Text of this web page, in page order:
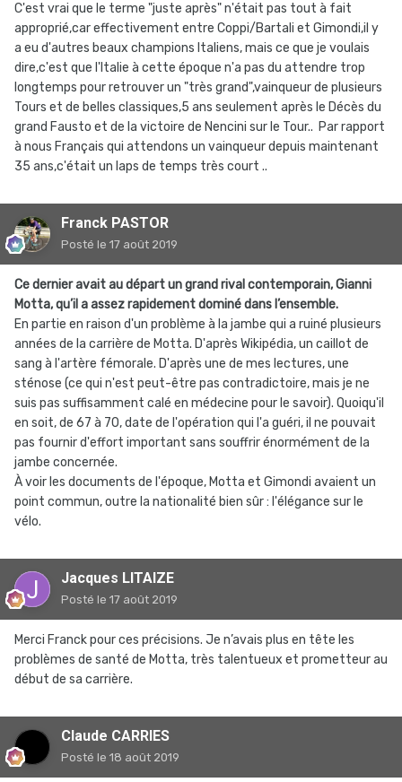
C'est vrai que le terme "juste après" n'était pas tout à fait
approprié,car effectivement entre Coppi/Bartali et Gimondi,il y
a eu d'autres beaux champions Italiens, mais ce que je voulais
dire,c'est que l'Italie à cette époque n'a pas du attendre trop
longtemps pour retrouver un "très grand",vainqueur de plusieurs
Tours et de belles classiques,5 ans seulement après le Décès du
grand Fausto et de la victoire de Nencini sur le Tour.. Par rapport
à nous Français qui attendons un vainqueur depuis maintenant
35 ans,c'était un laps de temps très court ..
Franck PASTOR
Posté le 17 août 2019
Ce dernier avait au départ un grand rival contemporain, Gianni
Motta, qu’il a assez rapidement dominé dans l’ensemble.
En partie en raison d'un problème à la jambe qui a ruiné plusieurs
années de la carrière de Motta. D'après Wikipédia, un caillot de
sang à l'artère fémorale. D'après une de mes lectures, une
sténose (ce qui n'est peut-être pas contradictoire, mais je ne
suis pas suffisamment calé en médecine pour le savoir). Quoiqu'il
en soit, de 67 à 70, date de l'opération qui l'a guéri, il ne pouvait
pas fournir d'effort important sans souffrir énormément de la
jambe concernée.
À voir les documents de l'époque, Motta et Gimondi avaient un
point commun, outre la nationalité bien sûr : l'élégance sur le
vélo.
Jacques LITAIZE
Posté le 17 août 2019
Merci Franck pour ces précisions. Je n’avais plus en tête les
problèmes de santé de Motta, très talentueux et prometteur au
début de sa carrière.
Claude CARRIES
Posté le 18 août 2019